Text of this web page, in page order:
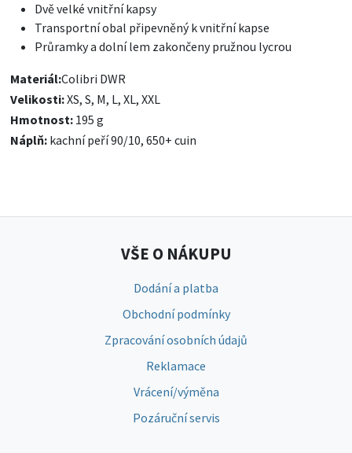
Dvě velké vnitřní kapsy
Transportní obal připevněný k vnitřní kapse
Průramky a dolní lem zakončeny pružnou lycrou
Materiál:Colibri DWR
Velikosti:XS, S, M, L, XL, XXL
Hmotnost: 195 g
Náplň: kachní peří 90/10, 650+ cuin
VŠE O NÁKUPU
Dodání a platba
Obchodní podmínky
Zpracování osobních údajů
Reklamace
Vrácení/výměna
Pozáruční servis